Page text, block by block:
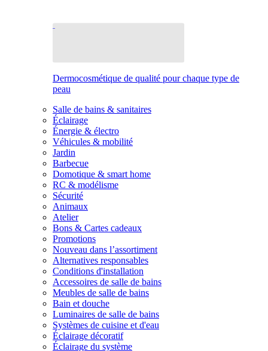
Dermocosmétique de qualité pour chaque type de
peau
Salle de bains & sanitaires
Éclairage
Énergie & électro
Véhicules & mobilité
Jardin
Barbecue
Domotique & smart home
RC & modélisme
Sécurité
Animaux
Atelier
Bons & Cartes cadeaux
Promotions
Nouveau dans l’assortiment
Alternatives responsables
Conditions d'installation
Accessoires de salle de bains
Meubles de salle de bains
Bain et douche
Luminaires de salle de bains
Systèmes de cuisine et d'eau
Éclairage décoratif
Éclairage du système